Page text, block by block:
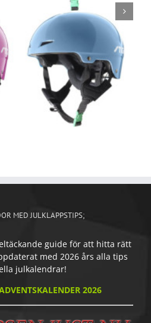
MED JULKLAPPSTIPS;
guide för att hitta rätt
med 2026 års alla tips
julkalendrar!
2026